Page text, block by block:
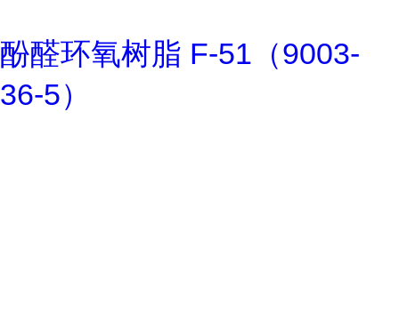
酚醛环氧树脂 F-51（9003-
36-5）